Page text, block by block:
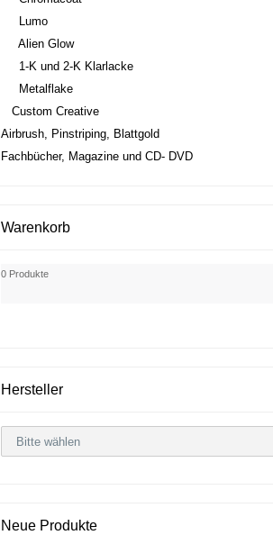
Lumo
Alien Glow
1-K und 2-K Klarlacke
Metalflake
Custom Creative
Airbrush, Pinstriping, Blattgold
Fachbücher, Magazine und CD- DVD
Warenkorb
0 Produkte
Hersteller
Neue Produkte